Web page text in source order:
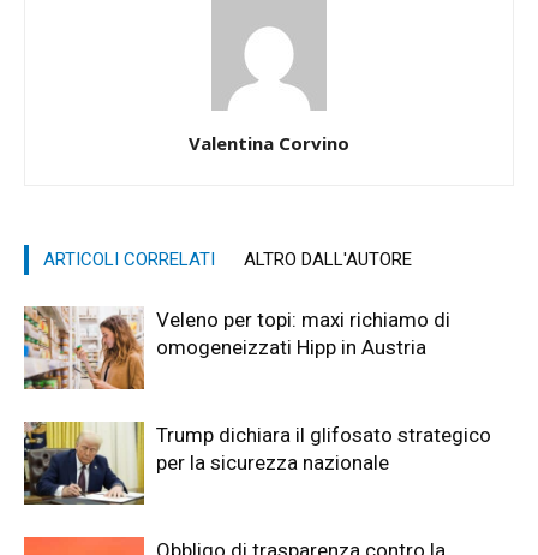
Valentina Corvino
ARTICOLI CORRELATI ALTRO DALL'AUTORE
Veleno per topi: maxi richiamo di
omogeneizzati Hipp in Austria
Trump dichiara il glifosato strategico
per la sicurezza nazionale
Obbligo di trasparenza contro la